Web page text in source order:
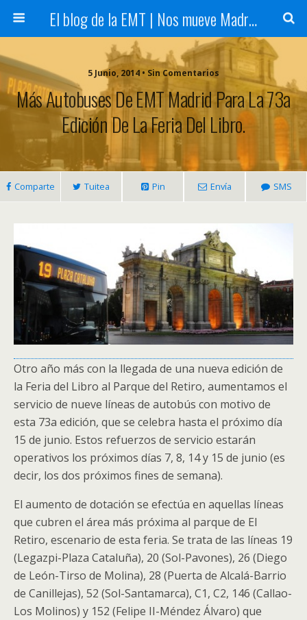
El blog de la EMT | Nos mueve Madrid
5 Junio, 2014 • Sin Comentarios
Más Autobuses De EMT Madrid Para La 73a
Edición De La Feria Del Libro.
Comparte Tuitea Pin Envía SMS
Otro año más con la llegada de una nueva edición de
la Feria del Libro al Parque del Retiro, aumentamos el
servicio de nueve líneas de autobús con motivo de
esta 73a edición, que se celebra hasta el próximo día
15 de junio. Estos refuerzos de servicio estarán
operativos los próximos días 7, 8, 14 y 15 de junio (es
decir, los dos próximos fines de semana).
El aumento de dotación se efectúa en aquellas líneas
que cubren el área más próxima al parque de El
Retiro, escenario de esta feria. Se trata de las líneas 19
(Legazpi-Plaza Cataluña), 20 (Sol-Pavones), 26 (Diego
de León-Tirso de Molina), 28 (Puerta de Alcalá-Barrio
de Canillejas), 52 (Sol-Santamarca), C1, C2, 146 (Callao-
Los Molinos) y 152 (Felipe II-Méndez Álvaro) que